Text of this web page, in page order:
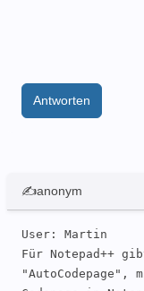
Antworten
✍anonym
User: Martin
Für Notepad++
"AutoCodepage",